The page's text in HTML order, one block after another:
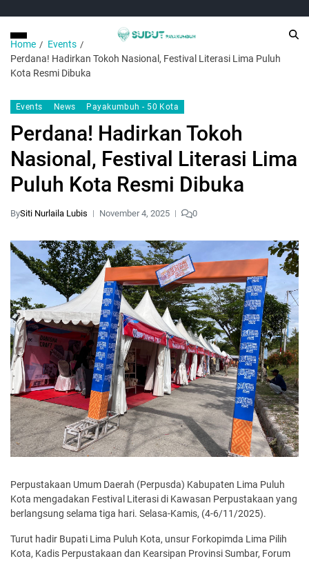
Home
Events
Perdana! Hadirkan Tokoh Nasional, Festival Literasi Lima Puluh
Kota Resmi Dibuka
Events News Payakumbuh - 50 Kota
Perdana! Hadirkan Tokoh
Nasional, Festival Literasi Lima
Puluh Kota Resmi Dibuka
BySiti Nurlaila Lubis November 4, 2025 0
Perpustakaan Umum Daerah (Perpusda) Kabupaten Lima Puluh
Kota mengadakan Festival Literasi di Kawasan Perpustakaan yang
berlangsung selama tiga hari. Selasa-Kamis, (4-6/11/2025).
Turut hadir Bupati Lima Puluh Kota, unsur Forkopimda Lima Pilih
Kota, Kadis Perpustakaan dan Kearsipan Provinsi Sumbar, Forum